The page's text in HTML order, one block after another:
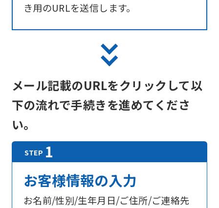
き用のURLを送信します。
メール記載のURLをクリックして以
下の流れで手続きを進めてくださ
い。
お客様情報の入力
お名前/性別/生年月日/ご住所/ご連絡先